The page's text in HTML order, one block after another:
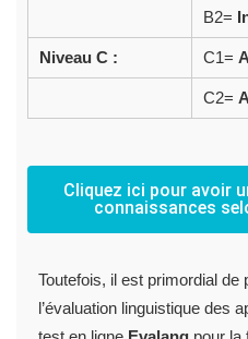
B2=
Niveau C : C1=
C2=
Cliquez ici pour avoir
connaissances
Toutefois, il est primordial de
l’évaluation linguistique des